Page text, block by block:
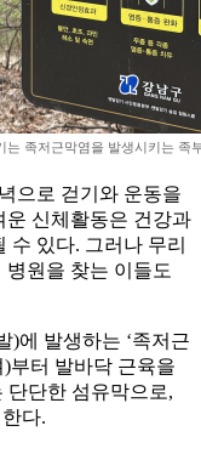
족저근막염을 발생시키는 족
으로 걷기와 운동을
운 신체활동은 건강과
수 있다. 그러나 무리
원을 찾는 이들도
)에 발생하는 ‘족저근
부터 발바닥 근육을
단단한 섬유막으로,
다.